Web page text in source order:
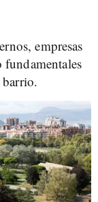
empresas
barrio.